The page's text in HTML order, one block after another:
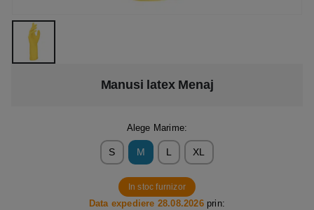
Manusi latex Menaj
Alege Marime:
S M L XL
In stoc furnizor
Data expediere 28.08.2026prin: